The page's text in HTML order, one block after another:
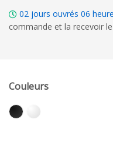
02 jours ouvrés 06
commande et la recevoir
Couleurs